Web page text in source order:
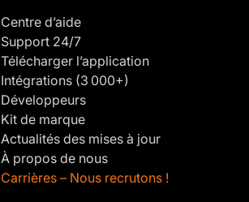
Centre d’aide
Support 24/7
Télécharger l’application
Intégrations (3 000+)
Développeurs
Kit de marque
Actualités des mises à jour
À propos de nous
Carrières – Nous recrutons !